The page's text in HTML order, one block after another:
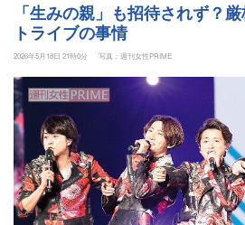
「生みの親」も招待されず？
トライブの事情
2026年5月18日 21時0分
写真：週刊女性PRIME